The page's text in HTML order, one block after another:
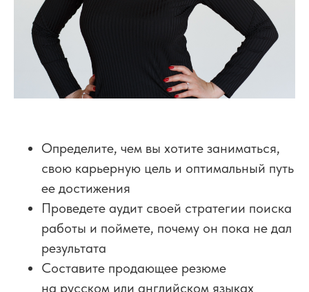
Определите, чем вы хотите заниматься,
свою карьерную цель и оптимальный путь
ее достижения
Проведете аудит своей стратегии поиска
работы и поймете, почему он пока не дал
результата
Составите продающее резюме
на русском или английском языках